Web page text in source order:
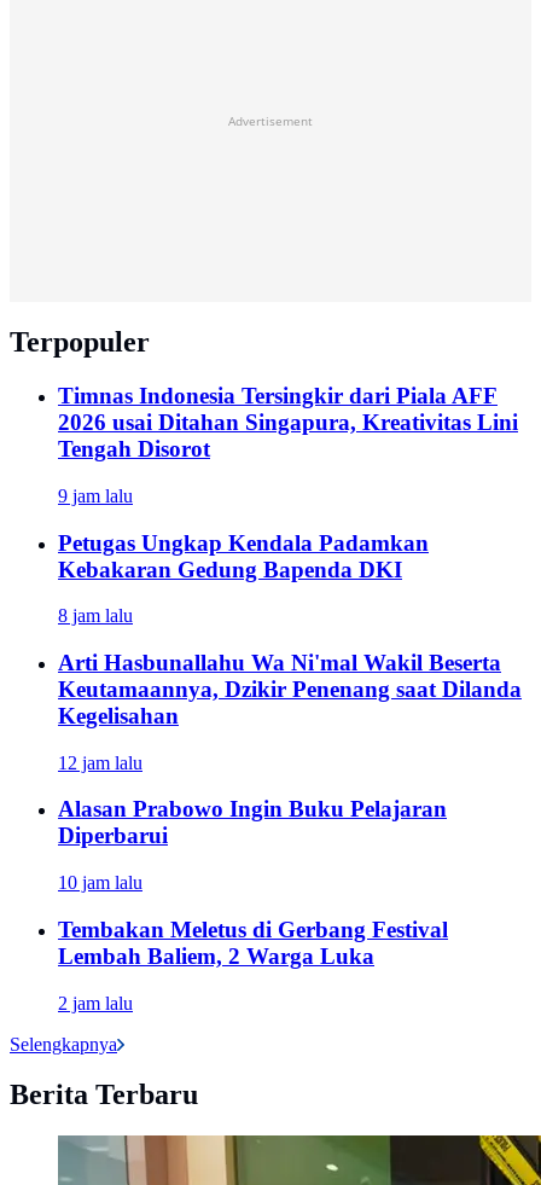
Advertisement
Terpopuler
Timnas Indonesia Tersingkir dari Piala AFF
2026 usai Ditahan Singapura, Kreativitas Lini
Tengah Disorot
9 jam lalu
Petugas Ungkap Kendala Padamkan
Kebakaran Gedung Bapenda DKI
8 jam lalu
Arti Hasbunallahu Wa Ni'mal Wakil Beserta
Keutamaannya, Dzikir Penenang saat Dilanda
Kegelisahan
12 jam lalu
Alasan Prabowo Ingin Buku Pelajaran
Diperbarui
10 jam lalu
Tembakan Meletus di Gerbang Festival
Lembah Baliem, 2 Warga Luka
2 jam lalu
Selengkapnya
Berita Terbaru